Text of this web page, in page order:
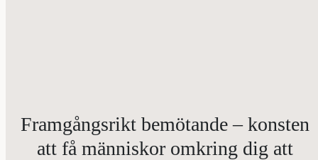
Framgångsrikt bemötande – konsten
att få människor omkring dig att